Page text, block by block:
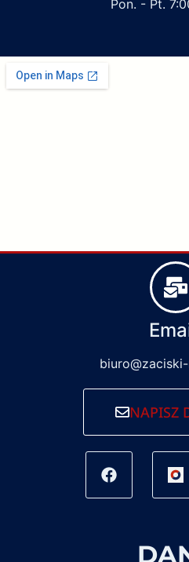
Pon. - Pt.
NAPISZ